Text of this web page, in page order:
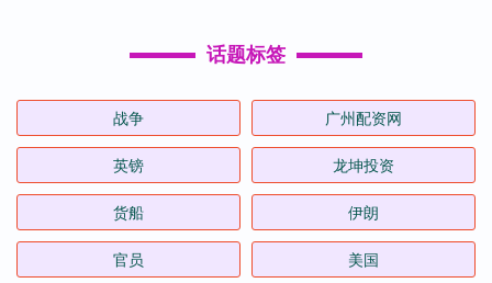
话题标签
战争 广州配资网
英镑 龙坤投资
货船 伊朗
官员 美国